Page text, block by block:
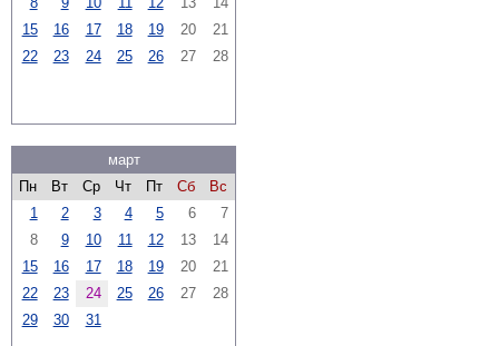
15
16 17 18 19 20
21
22
23 24 25 26 27 28
март
Пн
Вт Ср Чт Пт Сб
Вс
1
2 3 4 5 6
7
8
9 10 11 12 13
14
15
16 17 18 19 20
21
22
23 24 25 26 27
28
29
30 31